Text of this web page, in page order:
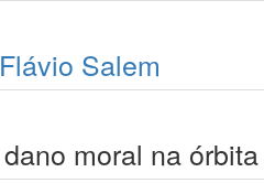
Salem
moral na